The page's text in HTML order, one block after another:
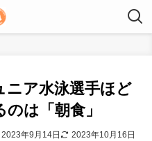
ニア水泳選手ほど
は「朝食」
2023年9月14日 2023年10月16日